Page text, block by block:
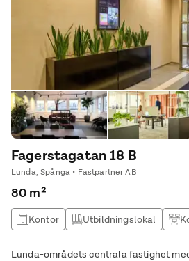
Fagerstagatan 18 B
Lunda, Spånga • Fastpartner AB
80 m²
Kontor Utbildningslokal
Lunda-områdets centrala fastighet